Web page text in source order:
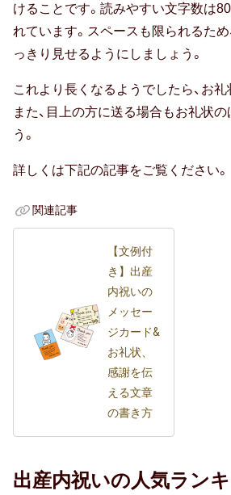
けることです。読みやすい文字数は
れています。スペースも限られるた
っきり見せるようにしましょう。
これより長くなるようでしたら、お礼
また、目上の方に送る場合もお礼状
う。
詳しくは下記の記事をご覧ください。
関連記事
【文例付
き】出産
内祝いの
メッセー
ジカード&
お礼状、
感謝を伝
える文章
の書き方
出産内祝いの人気ラン